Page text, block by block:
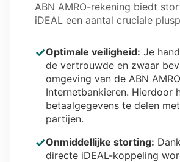
ABN AMRO-rekening biedt
iDEAL een aantal cruciale
✓Optimale veiligheid: Je
de vertrouwde en zwaar
omgeving van de ABN
Internetbankieren. Hierdoor
betaalgegevens te delen
partijen.
✓Onmiddellijke storting:
directe iDEAL-koppeling